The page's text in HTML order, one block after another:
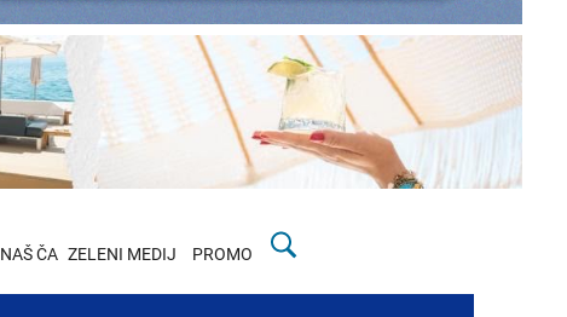
NAŠ ČA ZELENI MEDIJ PROMO